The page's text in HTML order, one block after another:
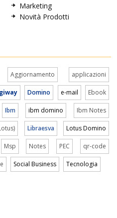
Marketing
Novità Prodotti
Aggiornamento applicazioni
Domino e-mail Ebook
Ibm ibm domino Ibm Notes
Libraesva Lotus Domino
Msp Notes PEC qr-code
Social Business Tecnologia